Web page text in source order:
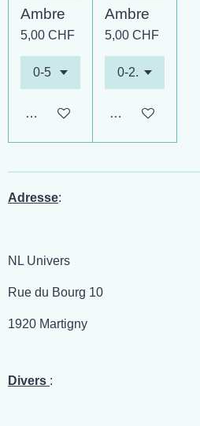
Ambre
5,00 CHF
Ajouter au panier
Ambre
5,00 CHF
Ajouter au panier
Adresse:
NL Univers
Rue du Bourg 10
1920 Martigny
Divers :